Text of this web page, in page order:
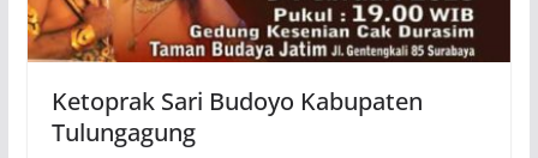
Ketoprak Sari Budoyo Kabupaten
Tulungagung